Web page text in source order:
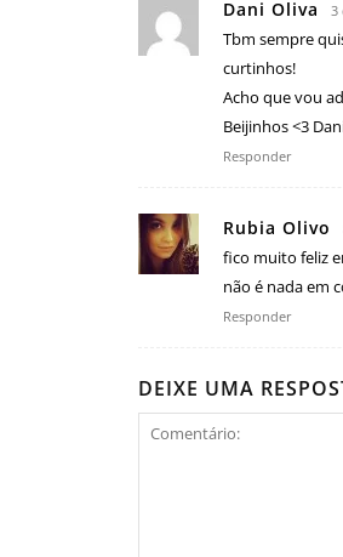
Dani Oliva 3
Tbm sempre
curtinhos!
Acho que vou
Beijinhos <3
Responder
Rubia Olivo
fico muito feliz
não é nada em
Responder
DEIXE UMA